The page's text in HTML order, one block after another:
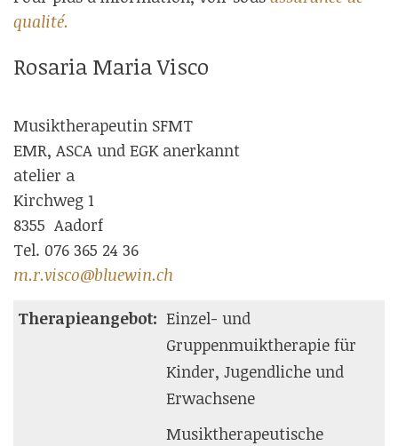
qualité.
Rosaria Maria Visco
Musiktherapeutin SFMT
EMR, ASCA und EGK anerkannt
atelier a
Kirchweg 1
8355 Aadorf
Tel. 076 365 24 36
m.r.visco@bluewin.ch
Therapieangebot: Einzel- und
Gruppenmuiktherapie für
Kinder, Jugendliche und
Erwachsene
Musiktherapeutische